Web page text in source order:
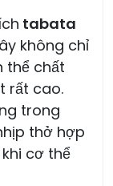
tabata
không chỉ
thể chất
rất cao.
trong
thở hợp
cơ thể